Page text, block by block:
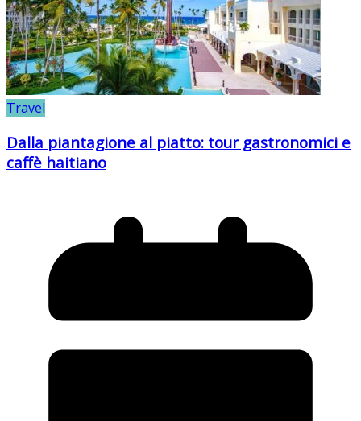
Travel
Dalla piantagione al piatto: tour gastronomici e
caffè haitiano